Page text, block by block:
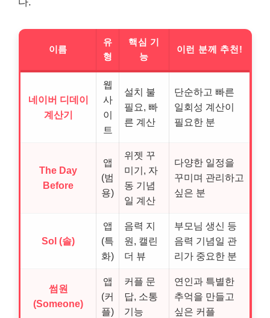
다.
이름
유
형
핵심 기
능
이런 분께 추천!
네이버 디데이
계산기
웹
사
이
트
설치 불
필요, 빠
른 계산
단순하고 빠른
일회성 계산이
필요한 분
The Day
Before
앱
(범
용)
위젯 꾸
미기, 자
동 기념
일 계산
다양한 일정을
꾸미며 관리하고
싶은 분
Sol (솔)
앱
(특
화)
음력 지
원, 캘린
더 뷰
부모님 생신 등
음력 기념일 관
리가 중요한 분
썸원
(Someone)
앱
(커
플)
커플 문
답, 소통
기능
연인과 특별한
추억을 만들고
싶은 커플